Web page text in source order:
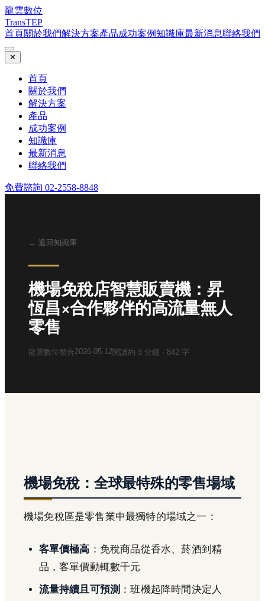
龍雲數位
TransTEP
首頁關於我們解決方案產品成功案例知識庫最新消息聯絡我們
✕
首頁
關於我們
解決方案
產品
成功案例
知識庫
最新消息
聯絡我們
免費諮詢 02-2558-8848
← 返回知識庫
機場免稅店智慧販賣機：昇
恆昌×合作夥伴的高流量無人
零售
龍雲數位整合2026-05-12閱讀約 3 分鐘 · 842 字
機場免稅：全球最特殊的零售場域
機場免稅區是零售業中最獨特的場域之一：
客單價極高 ：免稅商品從香水、菸酒到精
品，客單價動輒數千元
流量持續且可預測 ：班機起降時間決定人